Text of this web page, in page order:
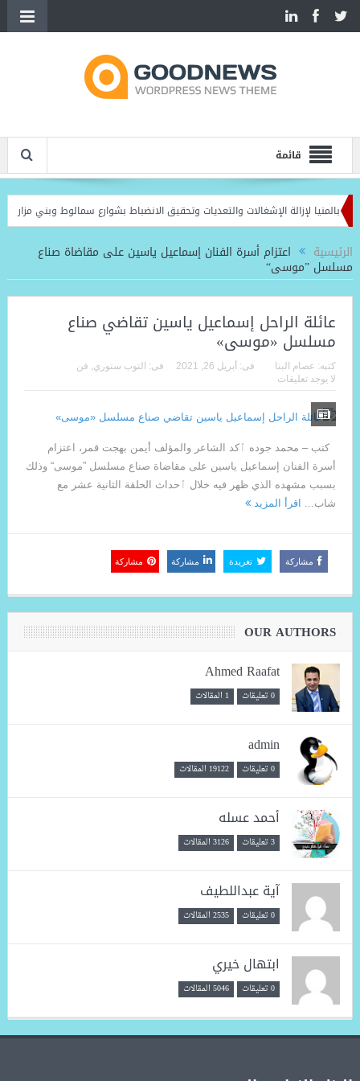
قائمة
لإزالة الإشغالات والتعديات وتحقيق الانضباط بشوارع سمالوط وبني مزار
الرئيسية اعتزام أسرة الفنان إسماعيل ياسين على مقاضاة صناع
مسلسل ”موسى“
عائلة الراحل إسماعيل ياسين تقاضي صناع
مسلسل «موسى»
كتبه: عصام البنا فى: أبريل 26, 2021 فى: التوب ستوري فن
لا يوجد تعليقات
كتب – محمد جوده ٱكد الشاعر والمؤلف أيمن بهجت قمر، اعتزام
أسرة الفنان إسماعيل ياسين على مقاضاة صناع مسلسل ”موسى“ وذلك
بسبب مشهده الذي ظهر فيه خلال ٱحداث الحلقة الثانية عشر مع
شاب...
اقرأ المزيد
مشاركة تغريدة مشاركة مشاركة
OUR AUTHORS
Ahmed Raafat
0 تعليقات 1 المقالات
admin
0 تعليقات 19122 المقالات
أحمد عسله
3 تعليقات 3126 المقالات
آية عبداللطيف
0 تعليقات 2535 المقالات
ابتهال خيري
0 تعليقات 5046 المقالات